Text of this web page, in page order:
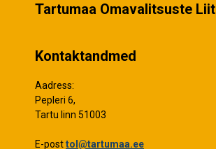
Tartumaa Omavalitsuste Liit
Kontaktandmed
Aadress:
Pepleri 6,
Tartu linn 51003
E-posttol@tartumaa.ee